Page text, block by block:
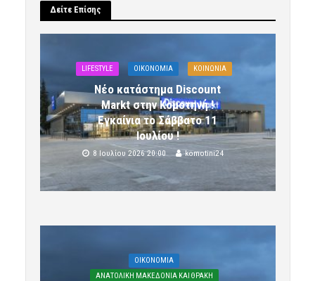
Δείτε Επίσης
LIFESTYLE OIKONOMIA ΚΟΙΝΩΝΙΑ
Νέο κατάστημα Discount
Markt στην Κομοτηνή !
Εγκαίνια το Σάββατο 11
Ιουλίου !
8 Ιουλίου 2026 20:00 komotini24
OIKONOMIA
ΑΝΑΤΟΛΙΚΗ ΜΑΚΕΔΟΝΙΑ ΚΑΙ ΘΡΑΚΗ